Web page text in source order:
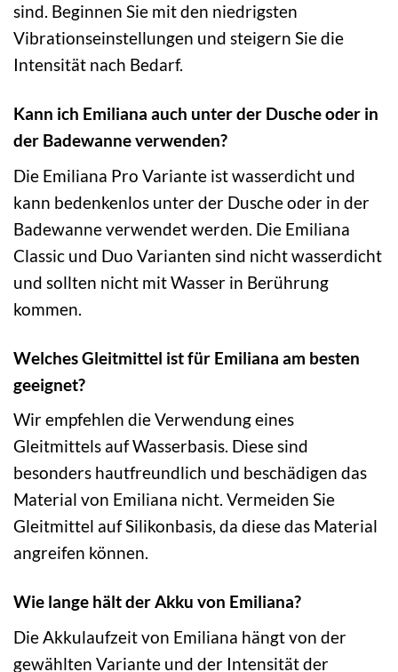
sind. Beginnen Sie mit den niedrigsten
Vibrationseinstellungen und steigern Sie die
Intensität nach Bedarf.
Kann ich Emiliana auch unter der Dusche oder in
der Badewanne verwenden?
Die Emiliana Pro Variante ist wasserdicht und
kann bedenkenlos unter der Dusche oder in der
Badewanne verwendet werden. Die Emiliana
Classic und Duo Varianten sind nicht wasserdicht
und sollten nicht mit Wasser in Berührung
kommen.
Welches Gleitmittel ist für Emiliana am besten
geeignet?
Wir empfehlen die Verwendung eines
Gleitmittels auf Wasserbasis. Diese sind
besonders hautfreundlich und beschädigen das
Material von Emiliana nicht. Vermeiden Sie
Gleitmittel auf Silikonbasis, da diese das Material
angreifen können.
Wie lange hält der Akku von Emiliana?
Die Akkulaufzeit von Emiliana hängt von der
gewählten Variante und der Intensität der